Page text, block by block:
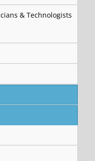
& Technologists